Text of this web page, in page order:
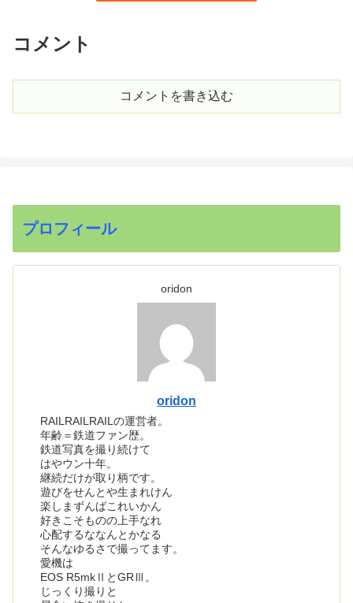
コメント
コメントを書き込む
プロフィール
oridon
oridon
RAILRAILRAILの運営者。
年齢＝鉄道ファン歴。
鉄道写真を撮り続けて
はやウン十年。
継続だけが取り柄です。
遊びをせんとや生まれけん
楽しまずんばこれいかん
好きこそものの上手なれ
心配するななんとかなる
そんなゆるさで撮ってます。
愛機は
EOS R5mkⅡとGRⅢ。
じっくり撮りと